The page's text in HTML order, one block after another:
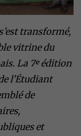
transformé,
vitrine du
La 7ᵉ édition
l’Étudiant
de
et